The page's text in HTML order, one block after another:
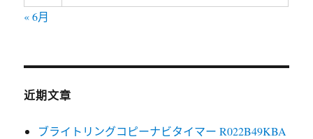
« 6月
近期文章
ブライトリングコピーナビタイマー R022B49KBA